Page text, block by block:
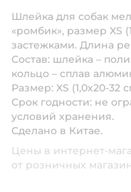
Шлейка для собак
«ромбик», размер XS
застежками. Длина
Состав: шлейка –
кольцо – сплав
Размер: XS (1,0х20-32
Срок годности: не
условий хранения.
Сделано в Китае.
Цены в интернет-
от розничных